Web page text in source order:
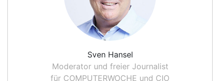
Sven Hansel
Moderator und freier Journalist
für COMPUTERWOCHE und CIO